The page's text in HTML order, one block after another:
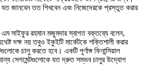
জানবেন তত শিখবেন এবং নিজেদেরকে প্রস্তুত করার
এম সাইফুর রহমান মজুমদার স্বাগত বক্তব্যে বলেন,
দক্ষ নয় তবুও ইকুইটি মার্কেটকে শক্তিশালী করার
চালু করতে হবে। একটি পূর্ণাঙ্গ ফিনান্সিয়াল
সেগমেন্টগুলোকে যত দ্রুত সম্ভব চালুর উদ্যোগ